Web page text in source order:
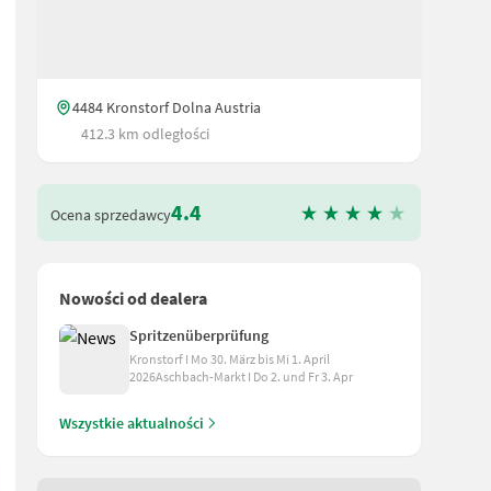
+ 190 cm Schildbreite (Option 210
4484 Kronstorf Dolna Austria
412.3 km odległości
Ocena sprzedawcy4.4
Nowości od dealera
Spritzenüberprüfung
Kronstorf I Mo 30. März bis Mi 1. April
2026Aschbach-Markt I Do 2. und Fr 3. Apr
Wszystkie aktualności